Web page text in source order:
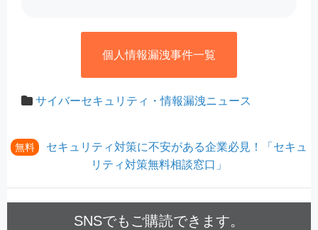
個人情報漏洩事件一覧
サイバーセキュリティ・情報漏洩ニュース
無料
セキュリティ対策に不安がある企業必見！「セキュ
リティ対策無料相談窓口」
SNSでもご購読できます。